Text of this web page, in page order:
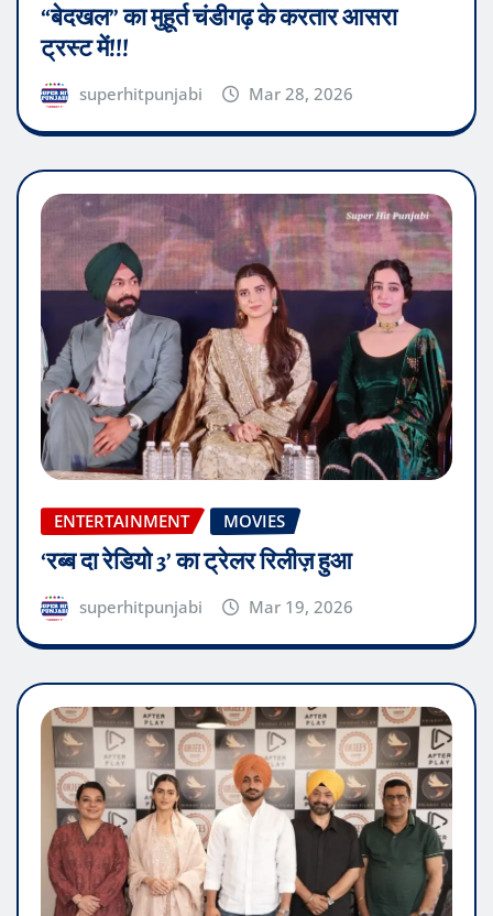
“बेदखल” का मुहूर्त चंडीगढ़ के करतार आसरा
ट्रस्ट में!!!
superhitpunjabi Mar 28, 2026
ENTERTAINMENT MOVIES
‘रब्ब दा रेडियो 3’ का ट्रेलर रिलीज़ हुआ
superhitpunjabi Mar 19, 2026